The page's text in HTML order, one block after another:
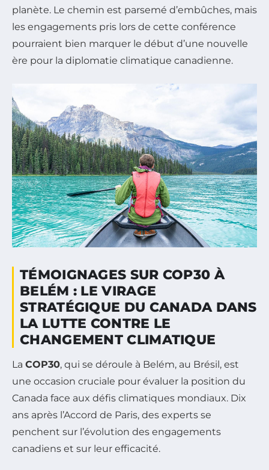
planète. Le chemin est parsemé d’embûches, mais
les engagements pris lors de cette conférence
pourraient bien marquer le début d’une nouvelle
ère pour la diplomatie climatique canadienne.
TÉMOIGNAGES SUR COP30 À
BELÉM : LE VIRAGE
STRATÉGIQUE DU CANADA DANS
LA LUTTE CONTRE LE
CHANGEMENT CLIMATIQUE
La COP30, qui se déroule à Belém, au Brésil, est
une occasion cruciale pour évaluer la position du
Canada face aux défis climatiques mondiaux. Dix
ans après l’Accord de Paris, des experts se
penchent sur l’évolution des engagements
canadiens et sur leur efficacité.